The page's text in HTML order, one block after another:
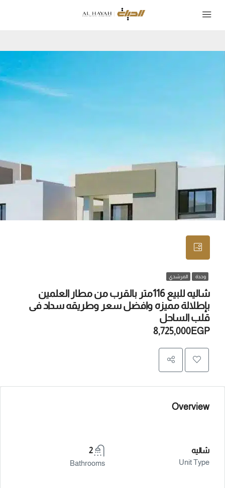
وحدة المرشدي
شاليه للبيع 116متر بالقرب من مطار العلمين
بإطلالة مميزه وافضل سعر وطريقه سداد فى
قلب الساحل
8,725,000EGP
Overview
شاليه
Unit Type
2
Bathrooms